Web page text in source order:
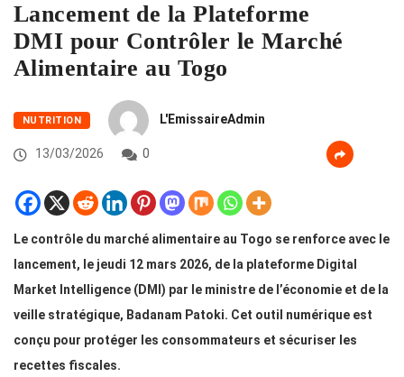
Lancement de la Plateforme
DMI pour Contrôler le Marché
Alimentaire au Togo
NUTRITION L'EmissaireAdmin
13/03/2026 0
Le contrôle du marché alimentaire au Togo se renforce avec le
lancement, le jeudi 12 mars 2026, de la plateforme Digital
Market Intelligence (DMI) par le ministre de l’économie et de la
veille stratégique, Badanam Patoki. Cet outil numérique est
conçu pour protéger les consommateurs et sécuriser les
recettes fiscales.